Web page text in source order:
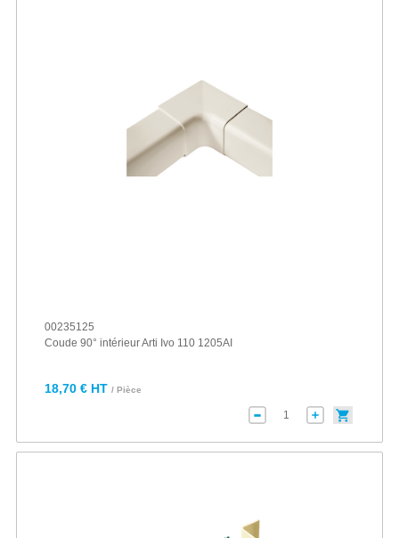
00235125
Coude 90° intérieur Arti Ivo 110 1205AI
18,70 € HT / Pièce